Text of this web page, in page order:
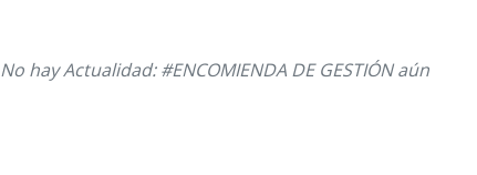
No hay Actualidad: #ENCOMIENDA DE GESTIÓN aún